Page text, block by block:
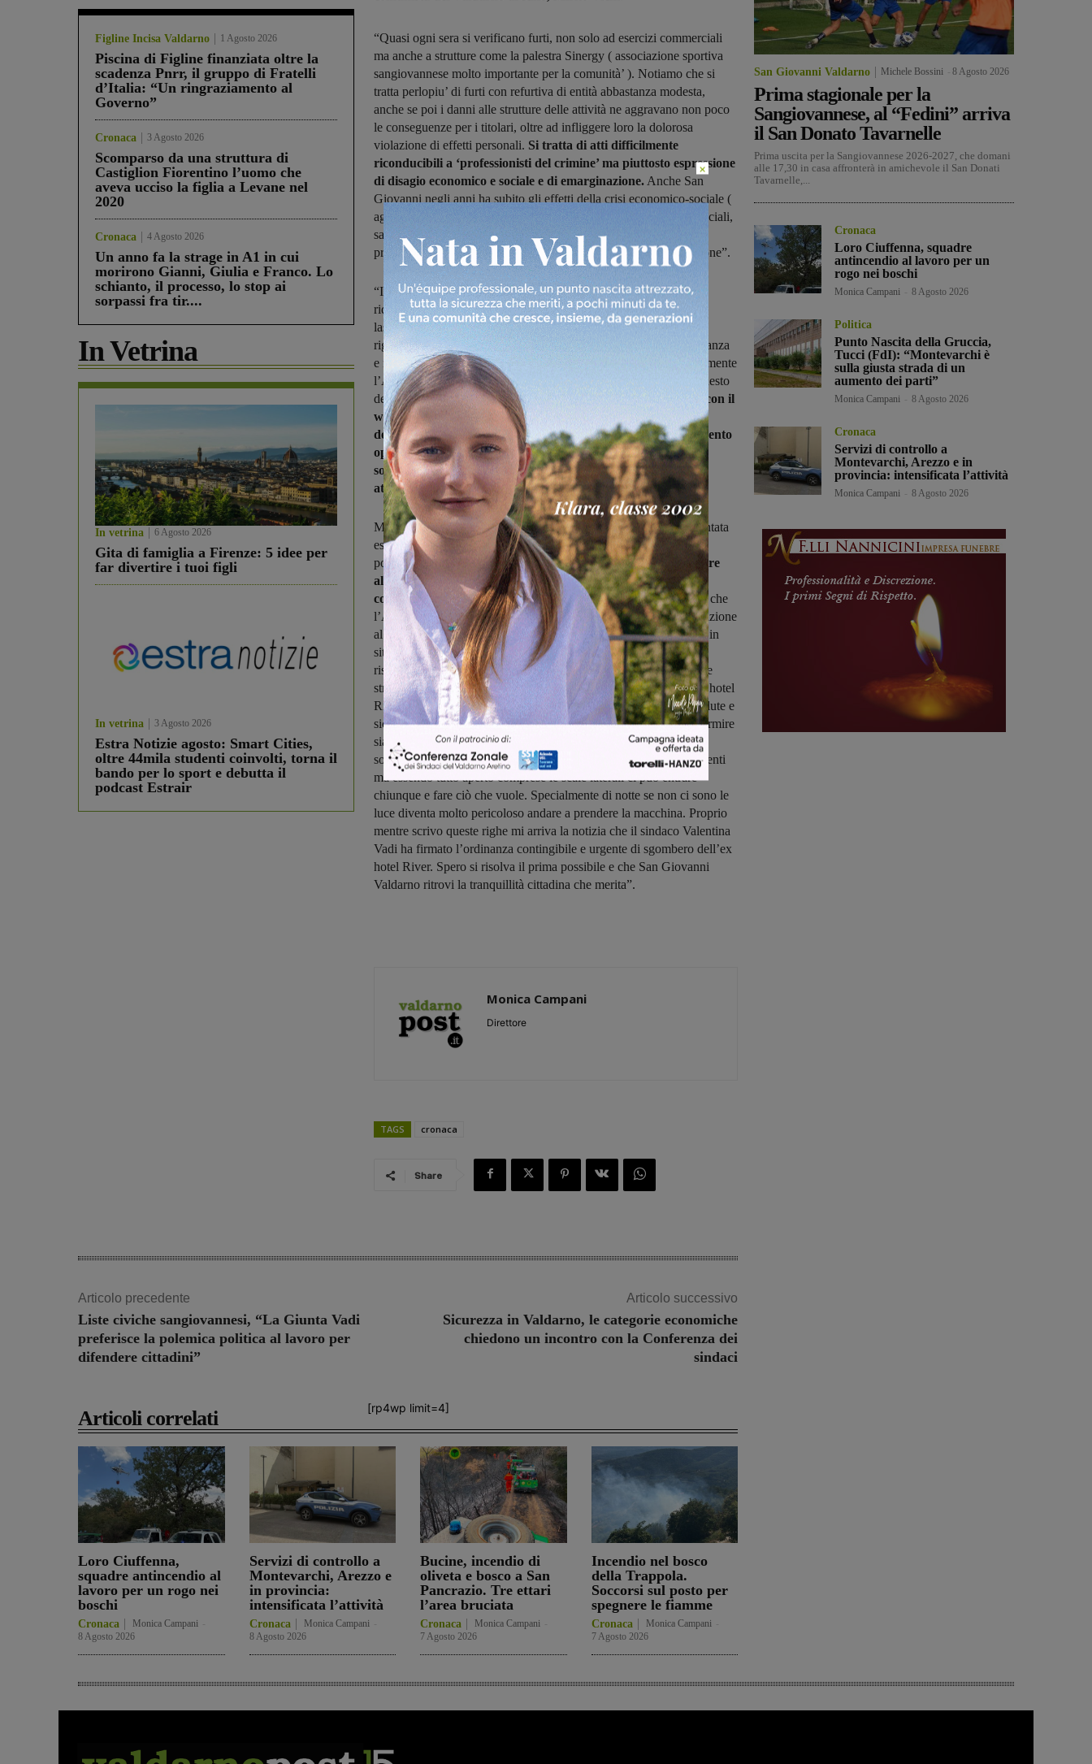
Figline Incisa Valdarno 1 Agosto 2026
Piscina di Figline finanziata oltre la
scadenza Pnrr, il gruppo di Fratelli
d’Italia: “Un ringraziamento al
Governo”
Cronaca 3 Agosto 2026
Scomparso da una struttura di
Castiglion Fiorentino l’uomo che
aveva ucciso la figlia a Levane nel
2020
Cronaca 4 Agosto 2026
Un anno fa la strage in A1 in cui
morirono Gianni, Giulia e Franco. Lo
schianto, il processo, lo stop ai
sorpassi fra tir....
In Vetrina
In vetrina 6 Agosto 2026
Gita di famiglia a Firenze: 5 idee per
far divertire i tuoi figli
In vetrina 3 Agosto 2026
Estra Notizie agosto: Smart Cities,
oltre 44mila studenti coinvolti, torna il
bando per lo sport e debutta il
podcast Estrair
“Quasi ogni sera si verificano furti, non solo ad esercizi commerciali
ma anche a strutture come la palestra Sinergy ( associazione sportiva
sangiovannese molto importante per la comunità’ ). Notiamo che si
tratta perlopiu’ di furti con refurtiva di entità abbastanza modesta,
anche se poi i danni alle strutture delle attività ne aggravano non poco
le conseguenze per i titolari, oltre ad infliggere loro la dolorosa
violazione di effetti personali. Si tratta di atti difficilmente
riconducibili a ‘professionisti del crimine’ ma piuttosto espressione
di disagio economico e sociale e di emarginazione. Anche San
Giovanni negli anni ha subito gli effetti della crisi economico-sociale (
aggravata dalla pandemia), della riduzione dei servizi pubblici (sociali,
sanitari, educativi, riduzione personale in tutti i settori), della
prevenzione e attenzione alle situazioni di povertà ed emarginazione”.
“In paese è difficile trovare locali aperti la sera dopo cena e la
riduzione di luoghi e occasione di aggregazione e socializzazione
lascia spazi liberi a varie forme di degrado ed abbandono, che
riguardano anche le fasce giovanili, con manifestazioni di intolleranza
e non rispetto di cose e persone. La critica non riguarda esclusivamente
l’Amministrazione comunale perché è l’intera nazione a subire questo
degrado, basta guardare quanto avviene nelle nostre grandi città:
con il
welfare sociale sempre più affossato, il peggioramento
dell’accessibilità ai servizi sociali, la caduta del loro finanziamento
operato da tutti i governi degli ultimi anni, in ultimo la
soppressione del reddito di cittadinanza da parte di quello
attuale”.
Mirko Vichi continua: “La questione quindi non può essere affrontata
esclusivamente in termini di sicurezza, chiedendo più pattuglie di
polizia e carabinieri o cacciando gli indesiderati.Occorre restituire
alla cittadinanza il senso di comunità, di partecipazione e
condivisione solidale e di fiducia nelle istituzioni.E’ necessario che
l’Amministrazione comunale, insieme ai servizi usl, recuperi attenzione
al welfare di comunità con la presa in carico delle persone fragili, in
situazioni di disagio economico e sociale, senza fissa dimora ed a
rischio di emarginazione ed esclusione, compreso il controllo delle
strutture dove alloggiano. Perché a San Giovanni non c’è solo ex hotel
River( dove è divenuto una struttura fatiscente con problemi di salute e
sicurezza pubblica), ma ci sono state segnalazioni di persone a dormire
sia nei fondi privati dei vicoli del centro storico sia nei parcheggi
sotterranei vicino alla coop che in realtà sarebbero solo per i residenti
ma essendo tutto aperto comprese le scale laterali ci può entrare
chiunque e fare ciò che vuole. Specialmente di notte se non ci sono le
luce diventa molto pericoloso andare a prendere la macchina. Proprio
mentre scrivo queste righe mi arriva la notizia che il sindaco Valentina
Vadi ha firmato l’ordinanza contingibile e urgente di sgombero dell’ex
hotel River. Spero si risolva il prima possibile e che San Giovanni
Valdarno ritrovi la tranquillità cittadina che merita”.
Monica Campani
Direttore
TAGS cronaca
Share
Articolo precedente
Liste civiche sangiovannesi, “La Giunta Vadi
preferisce la polemica politica al lavoro per
difendere cittadini”
Articolo successivo
Sicurezza in Valdarno, le categorie economiche
chiedono un incontro con la Conferenza dei
sindaci
[rp4wp limit=4]
Articoli correlati
Loro Ciuffenna,
squadre antincendio al
lavoro per un rogo nei
boschi
Cronaca Monica Campani
8 Agosto 2026
Servizi di controllo a
Montevarchi, Arezzo e
in provincia:
intensificata l’attività
Cronaca Monica Campani
8 Agosto 2026
Bucine, incendio di
oliveta e bosco a San
Pancrazio. Tre ettari
l’area bruciata
Cronaca Monica Campani
7 Agosto 2026
Incendio nel bosco
della Trappola.
Soccorsi sul posto per
spegnere le fiamme
Cronaca Monica Campani
7 Agosto 2026
San Giovanni Valdarno Michele Bossini 8 Agosto 2026
Prima stagionale per la
Sangiovannese, al “Fedini” arriva
il San Donato Tavarnelle
Prima uscita per la Sangiovannese 2026-2027, che domani
alle 17,30 in casa affronterà in amichevole il San Donati
Tavarnelle,...
Cronaca
Loro Ciuffenna, squadre
antincendio al lavoro per un
rogo nei boschi
Monica Campani 8 Agosto 2026
Politica
Punto Nascita della Gruccia,
Tucci (FdI): “Montevarchi è
sulla giusta strada di un
aumento dei parti”
Monica Campani 8 Agosto 2026
Cronaca
Servizi di controllo a
Montevarchi, Arezzo e in
provincia: intensificata l’attività
Monica Campani 8 Agosto 2026
×